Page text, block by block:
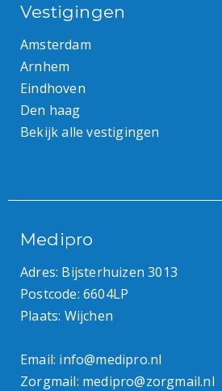
Vestigingen
Amsterdam
Arnhem
Eindhoven
Den haag
Bekijk alle vestigingen
Medipro
Adres: Bijsterhuizen 3013
Postcode: 6604LP
Plaats: Wijchen
Email: info@medipro.nl
Zorgmail: medipro@zorgmail.nl